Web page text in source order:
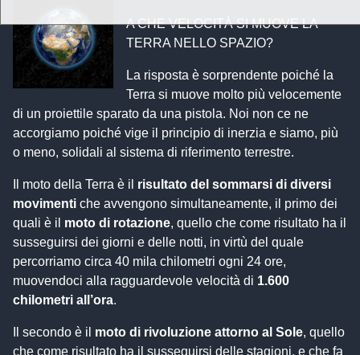
A CHE VELOCITÀ SI MUOVE LA
TERRA NELLO SPAZIO?
La risposta è sorprendente poiché la
Terra si muove molto più velocemente
di un proiettile sparato da una pistola. Noi non ce ne
accorgiamo poiché vige il principio di inerzia e siamo, più
o meno, solidali al sistema di riferimento terrestre.
Il moto della Terra è il risultato del sommarsi di diversi
movimenti che avvengono simultaneamente, il primo dei
quali è il moto di rotazione, quello che come risultato ha il
susseguirsi dei giorni e delle notti, in virtù del quale
percorriamo circa 40 mila chilometri ogni 24 ore,
muovendoci alla ragguardevole velocità di 1.600
chilometri all’ora.
Il secondo è il moto di rivoluzione attorno al Sole, quello
che come risultato ha il susseguirsi delle stagioni, e che fa